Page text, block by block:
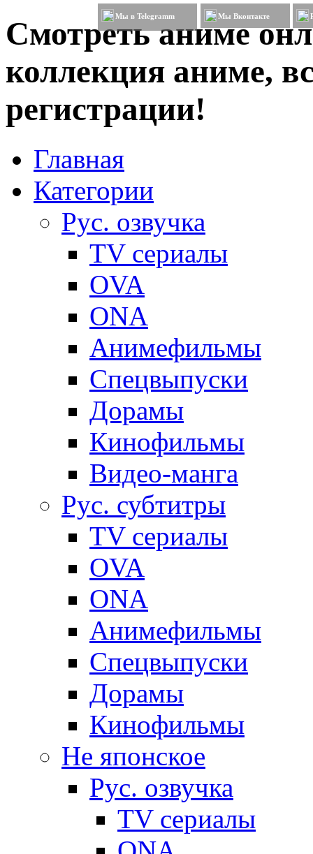
Смотреть аниме
коллекция аниме,
регистрации!
Мы в Telegramm Мы Вконтакте
Главная
Категории
Рус. озвучка
TV сериалы
OVA
ONA
Анимефильмы
Спецвыпуски
Дорамы
Кинофильмы
Видео-манга
Рус. субтитры
TV сериалы
OVA
ONA
Анимефильмы
Спецвыпуски
Дорамы
Кинофильмы
Не японское
Рус. озвучка
TV сериалы